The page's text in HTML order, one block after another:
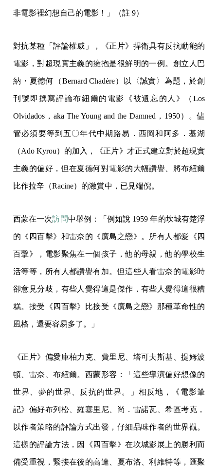
非電影裡幻想自己的電影！」（註 9）
對抗某種「評論權威」，《正片》捍衛具有反抗動能的
電影，對超現實主義的擁抱是很鮮明的一例。創立人巴
納・夏德何（Bernard Chadère）以〈誠實〉為題，於創
刊號即撰寫評論布紐爾的電影《被遺忘的人》（Los
Olvidados，aka The Young and the Damned，1950）。儘
管必須要等到五〇年代中期路易．西岡和阿多．基湖
（Ado Kyrou）的加入，《正片》才正式建立對於超現實
主義的偏好，但在夏德何對電影的大幅讚譽、將布紐爾
比作拉辛（Racine）的激賞中，已見端倪。
西蒙在一次訪問中舉例：「例如說 1959 年的坎城有楚浮
的《四百擊》和雷奈的《廣島之戀》。所有人都愛《四
百擊》，電影聚焦在一個孩子，他的母親，他的學校生
活等等，所有人都讚譽有加。但這些人看雷奈的電影時
卻意見分歧，有些人覺得這是傑作，有些人覺得這很糟
糕。接受《四百擊》比接受《廣島之戀》那種革命性的
風格，還要容易多了。」
《正片》偏愛庫柏力克、費里尼、塔可夫斯基、提姆波
頓、雷奈、布紐爾。西蒙形容：「這些導演偏好想像的
世界、夢的世界、反抗的世界。」相反地，《電影筆
記》偏好布列松、羅塞里尼、尚．雷諾瓦、希區考克，
以作者策略的評論方式出發，仔細品味作者的世界觀。
這樣的評論方法，因《四百擊》在坎城影展上的勝利而
備受重視，緊接在後的高達、夏布洛、利維特等，匯聚